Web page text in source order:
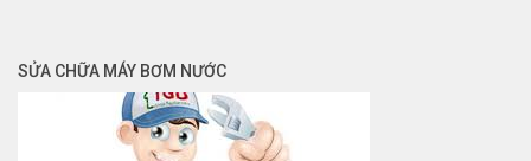
SỬA CHỮA MÁY BƠM NƯỚC